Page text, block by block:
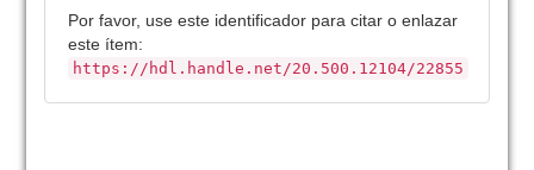
Por favor, use este identificador para citar o enlazar
este ítem:
https://hdl.handle.net/20.500.12104/22855